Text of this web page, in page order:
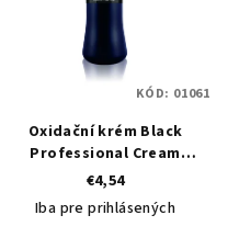
Oxidační krém Black
Professional Cream
Peroxide 10 VOL 3% - 1000
ml
€4,54
Iba pre prihlásených
KÓD: 01061